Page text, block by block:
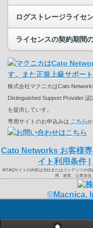
ログストレージライセ
ライセンスの契約期間
株式会社マクニカはCato
Distinguished Support Provider
を提供していす。
専用サイトのお申込みは こちらか
Cato Networks お客様
イト利用条件|
本FAQサイトの内容は当社またはコンテンツの
用、改変、公衆送信
©Macnica,